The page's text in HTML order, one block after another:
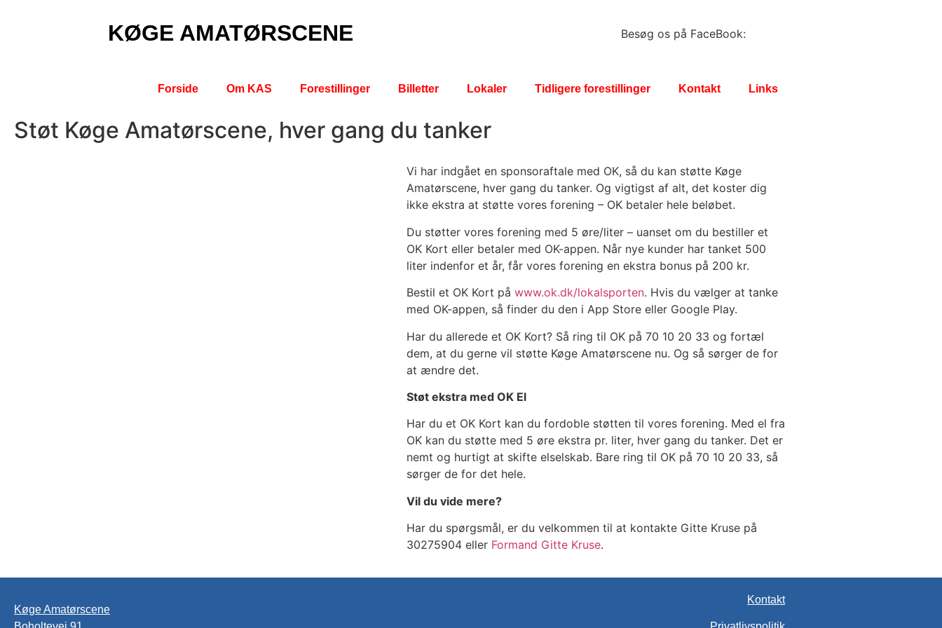
KØGE AMATØRSCENE Besøg os på FaceBook:
Forside Om KAS Forestillinger Billetter Lokaler Tidligere forestillinger Kontakt Links
Støt Køge Amatørscene, hver gang du tanker
Vi har indgået en sponsoraftale med OK, så du kan støtte Køge
Amatørscene, hver gang du tanker. Og vigtigst af alt, det koster dig
ikke ekstra at støtte vores forening – OK betaler hele beløbet.
Du støtter vores forening med 5 øre/liter – uanset om du bestiller et
OK Kort eller betaler med OK-appen. Når nye kunder har tanket 500
liter indenfor et år, får vores forening en ekstra bonus på 200 kr.
Bestil et OK Kort på www.ok.dk/lokalsporten. Hvis du vælger at tanke
med OK-appen, så finder du den i App Store eller Google Play.
Har du allerede et OK Kort? Så ring til OK på 70 10 20 33 og fortæl
dem, at du gerne vil støtte Køge Amatørscene nu. Og så sørger de for
at ændre det.
Støt ekstra med OK El
Har du et OK Kort kan du fordoble støtten til vores forening. Med el fra
OK kan du støtte med 5 øre ekstra pr. liter, hver gang du tanker. Det er
nemt og hurtigt at skifte elselskab. Bare ring til OK på 70 10 20 33, så
sørger de for det hele.
Vil du vide mere?
Har du spørgsmål, er du velkommen til at kontakte Gitte Kruse på
30275904 eller Formand Gitte Kruse.
Køge Amatørscene
Kontakt